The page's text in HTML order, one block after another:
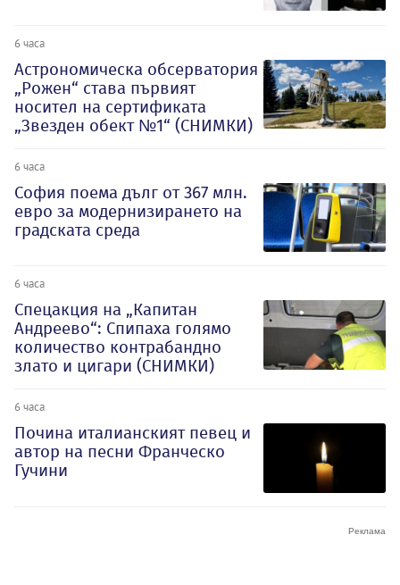
6 часа
Астрономическа обсерватория
„Рожен“ става първият
носител на сертификата
„Звезден обект №1“ (СНИМКИ)
6 часа
София поема дълг от 367 млн.
евро за модернизирането на
градската среда
6 часа
Спецакция на „Капитан
Андреево“: Спипаха голямо
количество контрабандно
злато и цигари (СНИМКИ)
6 часа
Почина италианският певец и
автор на песни Франческо
Гучини